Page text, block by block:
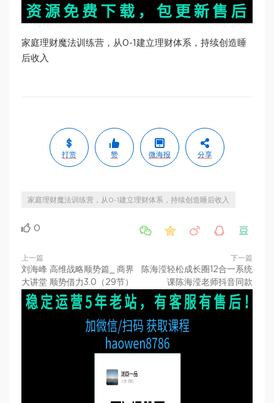
家庭理财魔法训练营，从0-1建立理财体系，持续创造睡
后收入
打赏 赞 微海报 分享
家庭理财魔法训练营，从0-1建立理财体系，持续创造睡后收入
0     
上一篇
刘海峰 高维战略顺势篇_ 商界
大讲堂 顺势借力3.0（29节）
下一篇
陈海滢轻松成长圈12合一系统
课陈海滢老师抖音同款